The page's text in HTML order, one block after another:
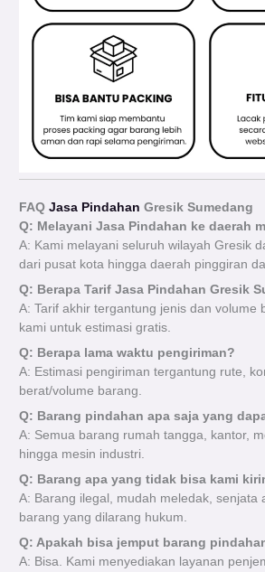
FAQJasa Pindahan Gresik Sumedang
Q: Melayani Jasa Pindahan ke daerah
A: Kami melayani seluruh wilayah Gresik
dari pusat kota hingga daerah pinggiran
Q: Berapa Tarif Jasa Pindahan Gresik
A: Tarif akhir tergantung jenis dan volume
kami untuk estimasi gratis.
Q: Berapa lama waktu pengiriman?
A: Estimasi pengiriman tergantung rute,
berat/volume barang.
Q: Barang pindahan apa saja yang
A: Semua barang rumah tangga, kantor,
hingga mesin industri.
Q: Barang apa yang tidak bisa kami
A: Barang ilegal, mudah meledak, senjata
barang yang dilarang hukum.
Q: Apakah bisa jemput barang
A: Bisa. Kami menyediakan layanan